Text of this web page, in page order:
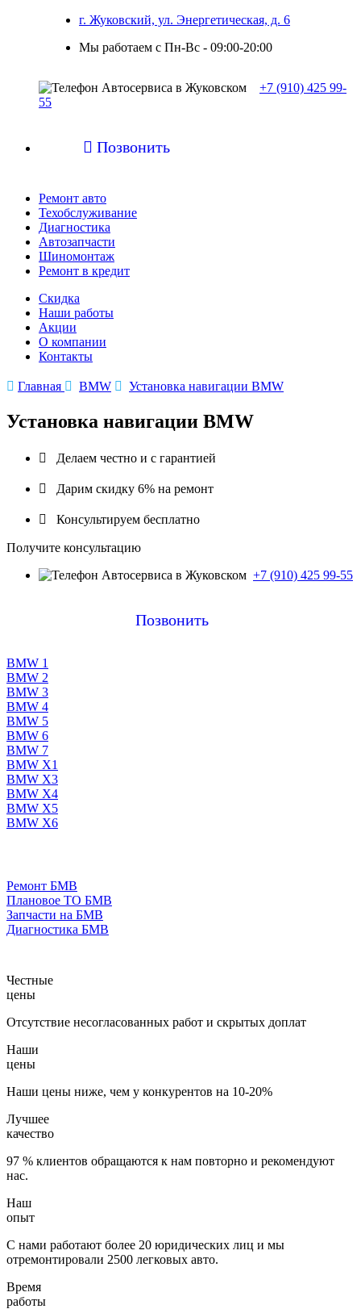
г. Жуковский, ул. Энергетическая, д. 6
Мы работаем с Пн-Вc - 09:00-20:00
+7 (910) 425 99-
55
 Позвонить
Ремонт авто
Техобслуживание
Диагностика
Автозапчасти
Шиномонтаж
Ремонт в кредит
Скидка
Наши работы
Акции
О компании
Контакты
 Главная  BMW  Установка навигации BMW
Установка навигации BMW
 Делаем честно и с гарантией
 Дарим скидку 6% на ремонт
 Консультируем бесплатно
Получите консультацию
+7 (910) 425 99-55
Позвонить
BMW 1
BMW 2
BMW 3
BMW 4
BMW 5
BMW 6
BMW 7
BMW X1
BMW X3
BMW X4
BMW X5
BMW X6
Ремонт БМВ
Плановое ТО БМВ
Запчасти на БМВ
Диагностика БМВ
Честные
цены
Отсутствие несогласованных работ и скрытых доплат
Наши
цены
Наши цены ниже, чем у конкурентов на 10-20%
Лучшее
качество
97 % клиентов обращаются к нам повторно и рекомендуют
нас.
Наш
опыт
С нами работают более 20 юридических лиц и мы
отремонтировали 2500 легковых авто.
Время
работы